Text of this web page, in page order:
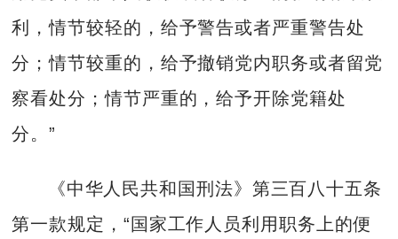
利，情节较轻的，给予警告或者严重警告处
分；情节较重的，给予撤销党内职务或者留党
察看处分；情节严重的，给予开除党籍处
分。”
《中华人民共和国刑法》第三百八十五条
第一款规定，“国家工作人员利用职务上的便